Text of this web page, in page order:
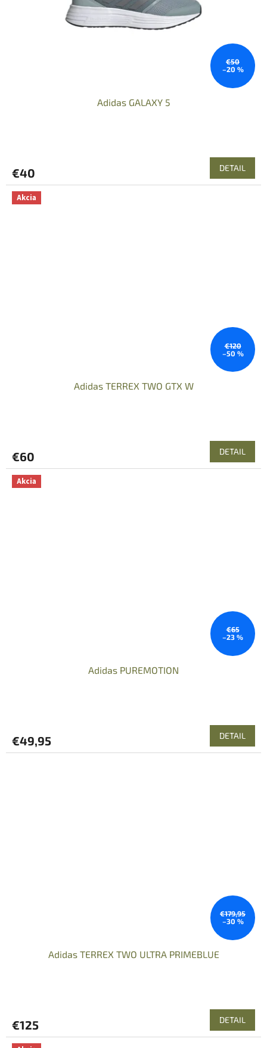
€50
–20 %
Adidas GALAXY 5
€40 DETAIL
Akcia
€120
–50 %
Adidas TERREX TWO GTX W
€60 DETAIL
Akcia
€65
–23 %
Adidas PUREMOTION
€49,95 DETAIL
€179,95
–30 %
Adidas TERREX TWO ULTRA PRIMEBLUE
€125 DETAIL